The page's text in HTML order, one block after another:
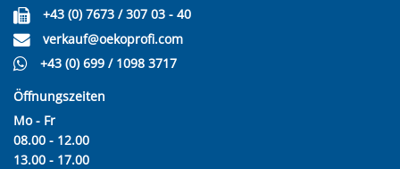
+43 (0) 7673 / 307 03 - 40
verkauf@oekoprofi.com
+43 (0) 699 / 1098 3717
Öffnungszeiten
Mo - Fr
08.00 - 12.00
13.00 - 17.00